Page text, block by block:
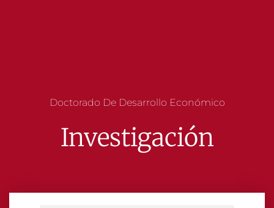
Doctorado De Desarrollo Económico
Investigación